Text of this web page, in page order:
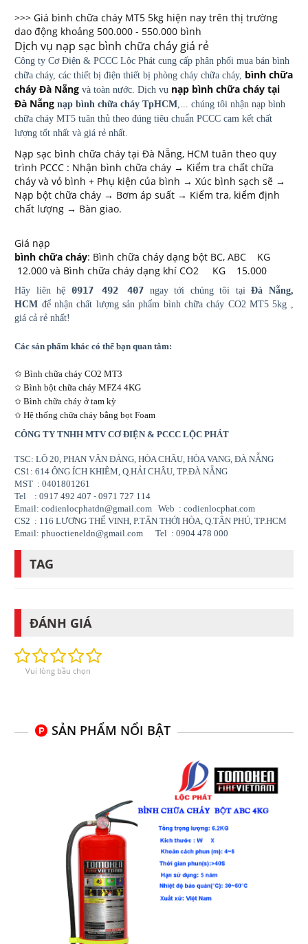
>>> Giá bình chữa cháy MT5 5kg hiện nay trên thị trường
dao động khoảng 500.000 - 550.000 bình
Dịch vụ nạp sạc bình chữa cháy giá rẻ
Công ty Cơ Điện & PCCC Lộc Phát cung cấp phân phối mua bán bình
chữa cháy, các thiết bị điện thiết bị phòng cháy chữa cháy, bình chữa
cháy Đà Nẵngvà toàn nước. Dịch vụ nạp bình chữa cháy tại
Đà Nẵng nạp bình chữa cháy TpHCM ,... chúng tôi nhận nạp bình
chữa cháy MT5 tuân thủ theo đúng tiêu chuẩn PCCC cam kết chất
lượng tốt nhất và giá rẻ nhất.
Nạp sạc bình chữa cháy tại Đà Nẵng, HCM tuân theo quy
trình PCCC : Nhận bình chữa cháy → Kiểm tra chất chữa
cháy và vỏ bình + Phụ kiện của bình → Xúc bình sạch sẽ →
Nạp bột chữa cháy → Bơm áp suất → Kiểm tra, kiểm định
chất lượng → Bàn giao.
Giá nạp
bình chữa cháy: Bình chữa cháy dạng bột BC, ABC KG
12.000 và Bình chữa cháy dạng khí CO2 KG 15.000
Hãy liên hệ 0917 492 407ngay tới chúng tôi tạiĐà Nẵng,
HCM để nhận chất lượng sản phẩm bình chữa cháy CO2 MT5 5kg ,
giá cả rẻ nhất!
Các sản phẩm khác có thể bạn quan tâm:
✩ Bình chữa cháy CO2 MT3
✩ Bình bột chữa cháy MFZ4 4KG
✩ Bình chữa cháy ở tam kỳ
✩ Hệ thống chữa cháy bằng bọt Foam
CÔNG TY TNHH MTV CƠ ĐIỆN & PCCC LỘC PHÁT
TSC: LÔ 20, PHAN VĂN ĐÁNG, HÒA CHÂU, HÒA VANG, ĐÀ NẴNG
CS1: 614 ÔNG ÍCH KHIÊM, Q.HẢI CHÂU, TP.ĐÀ NẴNG
MST : 0401801261
Tel : 0917 492 407 - 0971 727 114
Email: codienlocphatdn@gmail.com Web : codienlocphat.com
CS2 : 116 LƯƠNG THẾ VINH, P.TÂN THỚI HÒA, Q.TÂN PHÚ, TP.HCM
Email: phuoctieneldn@gmail.com Tel : 0904 478 000
TAG
ĐÁNH GIÁ
Vui lòng bầu chọn
SẢN PHẨM NỔI BẬT